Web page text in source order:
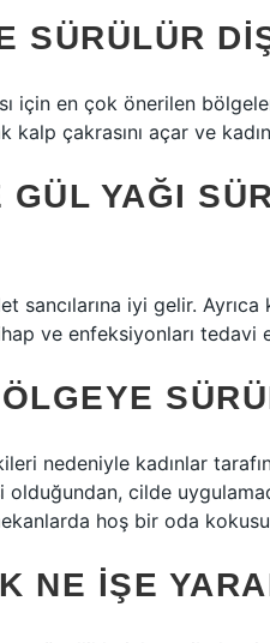
SÜRÜLÜR
için en çok önerilen
çakrasını açar ve
YAĞI
sancılarına iyi gelir. Ayrıca
ve enfeksiyonları tedavi
nedeniyle kadınlar
olduğundan, cilde
hoş bir oda
NE IŞE